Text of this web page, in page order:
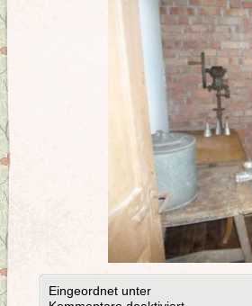
Eingeordnet unter